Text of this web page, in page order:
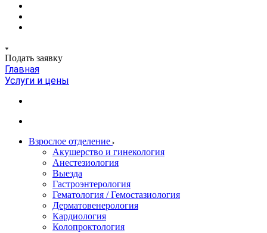
Подать заявку
Главная
Услуги и цены
Взрослое отделение
Акушерство и гинекология
Анестезиология
Выезда
Гастроэнтерология
Гематология / Гемостазиология
Дерматовенерология
Кардиология
Колопроктология